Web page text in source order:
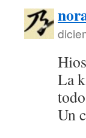
La
Un